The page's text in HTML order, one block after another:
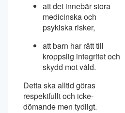
att det innebär stora
medicinska och
psykiska risker,
att barn har rätt till
kroppslig integritet och
skydd mot våld.
Detta ska alltid göras
respektfullt och icke-
dömande men tydligt.